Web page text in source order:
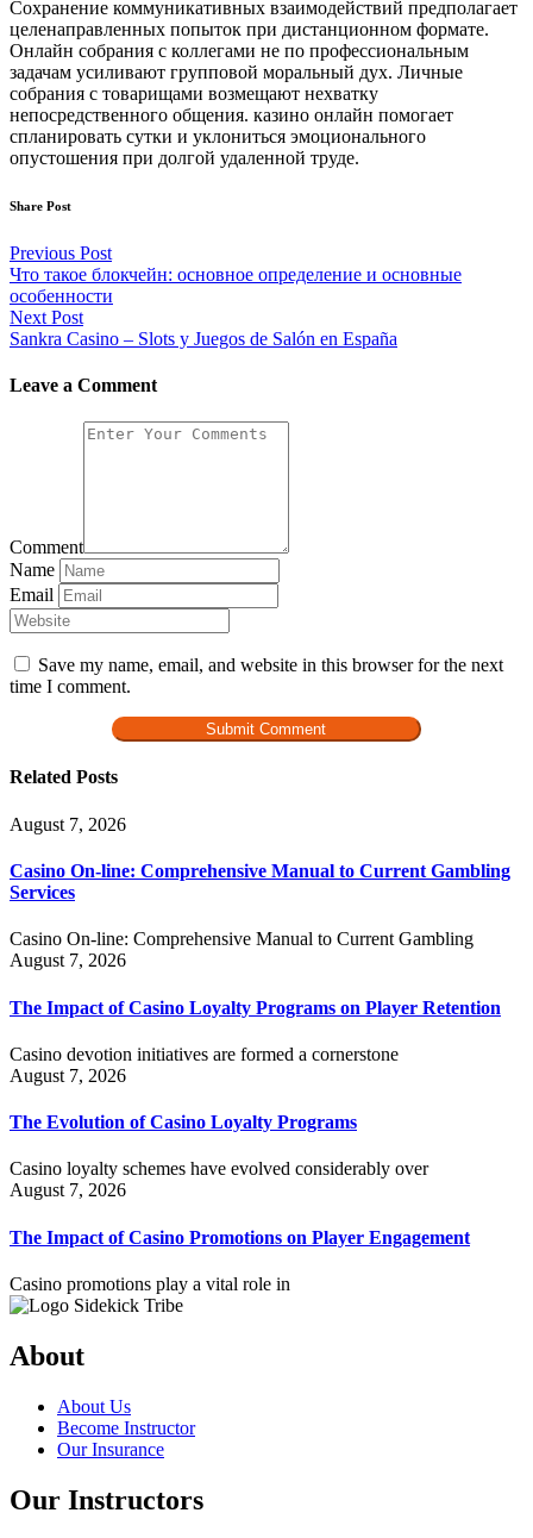
Сохранение коммуникативных взаимодействий предполагает
целенаправленных попыток при дистанционном формате.
Онлайн собрания с коллегами не по профессиональным
задачам усиливают групповой моральный дух. Личные
собрания с товарищами возмещают нехватку
непосредственного общения. казино онлайн помогает
спланировать сутки и уклониться эмоционального
опустошения при долгой удаленной труде.
Share Post
Post
navigation
Previous Post
Что такое блокчейн: основное определение и основные
особенности
Next Post
Sankra Casino – Slots y Juegos de Salón en España
Leave a Comment
Comment
Name
Email
Save my name, email, and website in this browser for the next
time I comment.
Related Posts
August 7, 2026
Casino On-line: Comprehensive Manual to Current Gambling
Services
Casino On-line: Comprehensive Manual to Current Gambling
August 7, 2026
The Impact of Casino Loyalty Programs on Player Retention
Casino devotion initiatives are formed a cornerstone
August 7, 2026
The Evolution of Casino Loyalty Programs
Casino loyalty schemes have evolved considerably over
August 7, 2026
The Impact of Casino Promotions on Player Engagement
Casino promotions play a vital role in
About
About Us
Become Instructor
Our Insurance
Our Instructors